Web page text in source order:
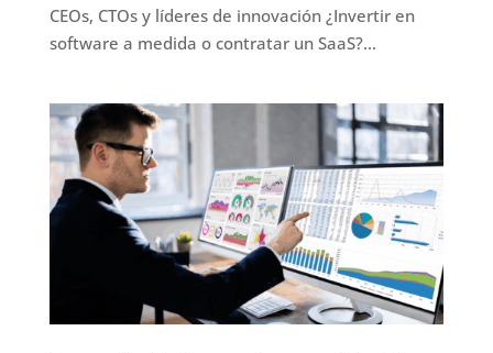
CEOs, CTOs y líderes de innovación ¿Invertir en
software a medida o contratar un SaaS?...